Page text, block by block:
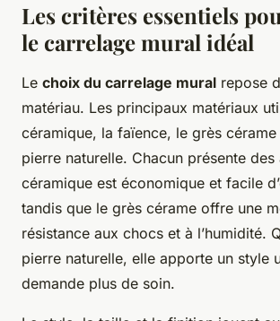
Les critères essentiels
le carrelage mural idéal
Le choix du carrelage mural repose
matériau. Les principaux matériaux
céramique, la faïence, le grès
pierre naturelle. Chacun présente des
céramique est économique et facile
tandis que le grès cérame offre une
résistance aux chocs et à l’humidité.
pierre naturelle, elle apporte un style
demande plus de soin.